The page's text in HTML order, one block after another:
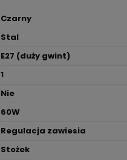
Czarny
Stal
E27 (duży gwint)
1
Nie
60W
Regulacja zawiesia
Stożek